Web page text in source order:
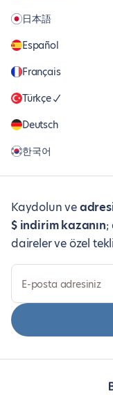
日本語
Español
Français
Türkçe
Deutsch
한국어
Kaydolun ve
$ indirim kazanın;
daireler ve özel
E-posta adresiniz